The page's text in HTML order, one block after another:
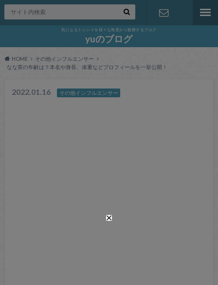
気になるトレンドを様々な角度から観察するブログ
yuのブログ
HOME
その他インフルエンサー
なな茶の年齢は？本名や身長、体重などプロフィールを一挙公開！
2022.01.16 その他インフルエンサー